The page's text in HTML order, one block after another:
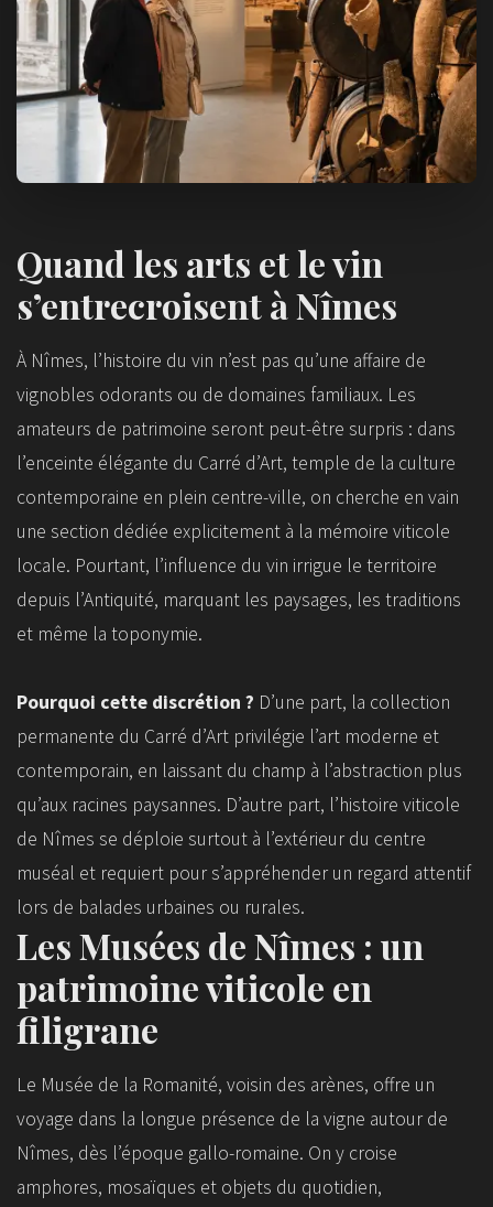
Quand les arts et le vin
s’entrecroisent à Nîmes
À Nîmes, l’histoire du vin n’est pas qu’une affaire de
vignobles odorants ou de domaines familiaux. Les
amateurs de patrimoine seront peut-être surpris : dans
l’enceinte élégante du Carré d’Art, temple de la culture
contemporaine en plein centre-ville, on cherche en vain
une section dédiée explicitement à la mémoire viticole
locale. Pourtant, l’influence du vin irrigue le territoire
depuis l’Antiquité, marquant les paysages, les traditions
et même la toponymie.
Pourquoi cette discrétion ? D’une part, la collection
permanente du Carré d’Art privilégie l’art moderne et
contemporain, en laissant du champ à l’abstraction plus
qu’aux racines paysannes. D’autre part, l’histoire viticole
de Nîmes se déploie surtout à l’extérieur du centre
muséal et requiert pour s’appréhender un regard attentif
lors de balades urbaines ou rurales.
Les Musées de Nîmes : un
patrimoine viticole en
filigrane
Le Musée de la Romanité, voisin des arènes, offre un
voyage dans la longue présence de la vigne autour de
Nîmes, dès l’époque gallo-romaine. On y croise
amphores, mosaïques et objets du quotidien,